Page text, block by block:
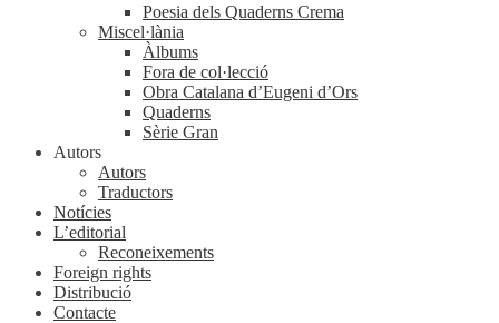
Poesia dels Quaderns Crema
Miscel·lània
Àlbums
Fora de col·lecció
Obra Catalana d’Eugeni d’Ors
Quaderns
Sèrie Gran
Autors
Autors
Traductors
Notícies
L’editorial
Reconeixements
Foreign rights
Distribució
Contacte